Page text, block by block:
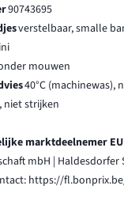
90743695
verstelbaar, smalle
mouwen
40°C (machinewas),
niet strijken
marktdeelnemer EU
mbH | Haldesdorfer
https://